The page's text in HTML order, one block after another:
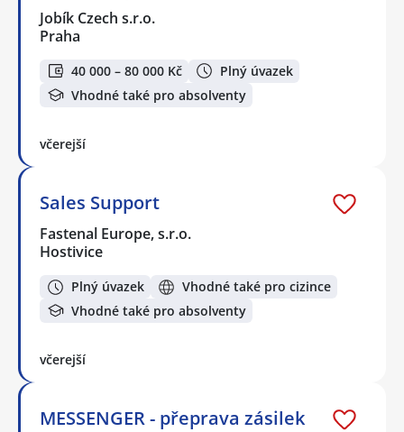
Jobík Czech s.r.o.
Praha
40 000 – 80 000 Kč
Plný úvazek
Vhodné také pro absolventy
včerejší
Sales Support
Fastenal Europe, s.r.o.
Hostivice
Plný úvazek
Vhodné také pro cizince
Vhodné také pro absolventy
včerejší
MESSENGER - přeprava zásilek